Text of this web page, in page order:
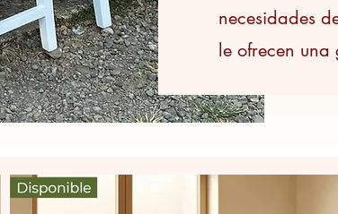
necesidades
le ofrecen